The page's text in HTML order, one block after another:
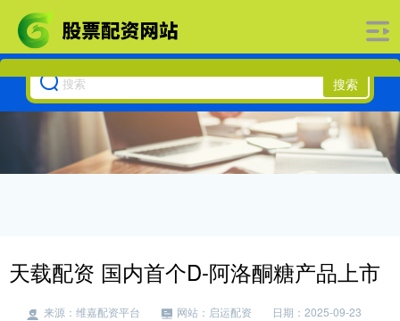
搜索
天载配资 国内首个D-阿洛酮糖产品上市
来源：维嘉配资平台 网站：启运配资
日期：2025-09-23